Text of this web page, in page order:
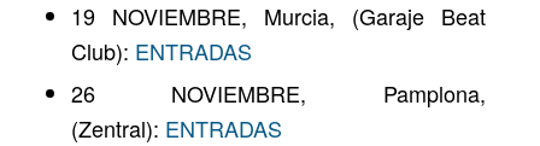
19 NOVIEMBRE, Murcia, (Garaje Beat
Club): ENTRADAS
26 NOVIEMBRE, Pamplona,
(Zentral): ENTRADAS